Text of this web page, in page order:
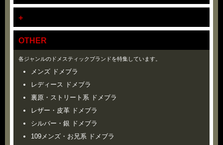
+
OTHER
各ジャンルのドメスティックブランドを特集しています。
メンズ ドメブラ
レディース ドメブラ
裏原・ストリート系 ドメブラ
レザー・皮革 ドメブラ
シルバー・銀 ドメブラ
109メンズ・お兄系 ドメブラ